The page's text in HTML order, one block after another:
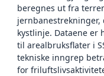
beregnes ut fra
jernbanestrekninger,
kystlinje. Dataene er
til arealbruksflater i
tekniske inngrep
for